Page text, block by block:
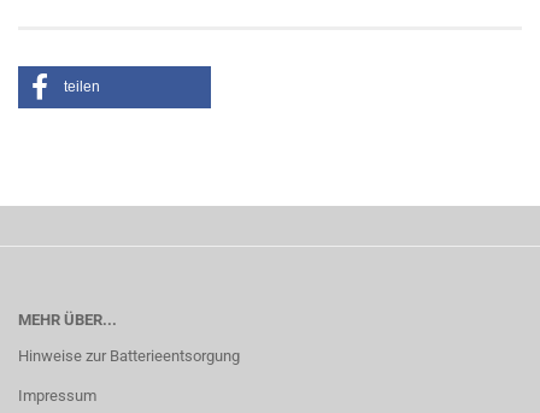
teilen
MEHR ÜBER...
Hinweise zur Batterieentsorgung
Impressum